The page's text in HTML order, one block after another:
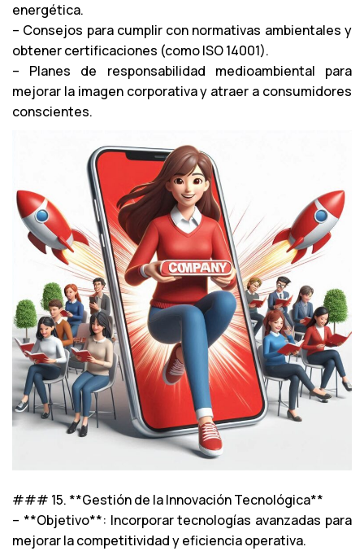
energética.
– Consejos para cumplir con normativas ambientales y
obtener certificaciones (como ISO 14001).
– Planes de responsabilidad medioambiental para
mejorar la imagen corporativa y atraer a consumidores
conscientes.
### 15. **Gestión de la Innovación Tecnológica**
– **Objetivo**: Incorporar tecnologías avanzadas para
mejorar la competitividad y eficiencia operativa.